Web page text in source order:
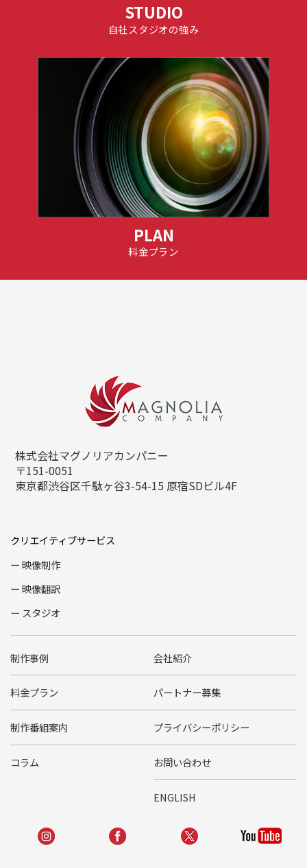
STUDIO
自社スタジオの強み
PLAN
料金プラン
株式会社マグノリアカンパニー
〒151-0051
東京都渋谷区千駄ヶ谷3-54-15 原宿SDビル4F
クリエイティブサービス
映像制作
映像翻訳
スタジオ
制作事例
料金プラン
制作番組案内
コラム
会社紹介
パートナー募集
プライバシーポリシー
お問い合わせ
ENGLISH